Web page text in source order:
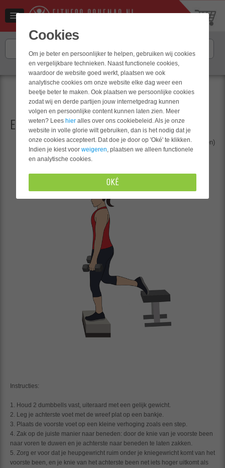
Hulp nodig? Neem contact op metonze klantenservice
Bereik je doel met
ons eiwitrijk receptenboek
ELIVATED BULGIRIAN SPLIT SQUAT
Beoordeling (0 stemmen)
lettergrootte
Instructies:
Houd 2 dumbbells vast, uiteraard met een gelijk gewicht.
Leg je achterste voet met de wreef plat op een bankje.
Plaats de voorste voet op een kleine verhoging zoals een step.
Zak op de juiste manier naar beneden: door de knie van je voorste been
naar voren te duwen en je achterste naar beneden te laten zakken.
Zorg er voor dat je heupgewricht ruim onder je kniegewricht komt van het
voorste been, en je knie van het achterste been net iets hoger uitkomt als
Cookies
Om je beter en persoonlijker te helpen, gebruiken wij cookies
en vergelijkbare technieken. Naast functionele cookies,
waardoor de website goed werkt, plaatsen we ook
analytische cookies om onze website elke dag weer een
beetje beter te maken. Ook plaatsen we persoonlijke cookies
zodat wij en derde partijen jouw internetgedrag kunnen
volgen en persoonlijke content kunnen laten zien. Meer
weten? Lees hier alles over ons cookiebeleid. Als je onze
website in volle glorie wilt gebruiken, dan is het nodig dat je
onze cookies accepteert. Dat doe je door op 'Oké' te klikken.
Indien je kiest voor weigeren , plaatsen we alleen functionele
en analytische cookies.
OKÉ